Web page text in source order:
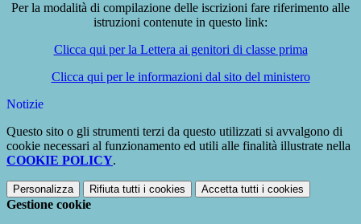
Per la modalità di compilazione delle iscrizioni fare riferimento alle
istruzioni contenute in questo link:
Clicca qui per la Lettera ai genitori di classe prima
Clicca qui per le informazioni dal sito del ministero
Notizie
Questo sito o gli strumenti terzi da questo utilizzati si avvalgono di
cookie necessari al funzionamento ed utili alle finalità illustrate nella
COOKIE POLICY.
Personalizza Rifiuta tutti i cookies Accetta tutti i cookies
Gestione cookie